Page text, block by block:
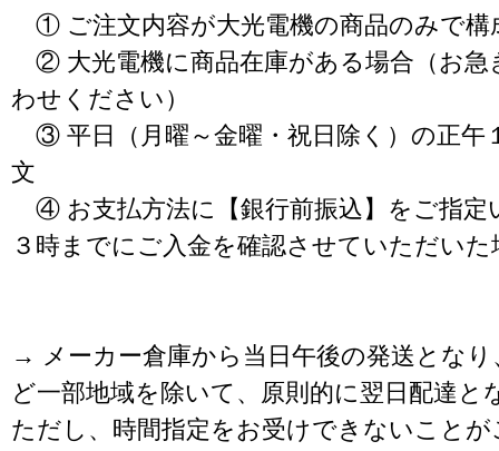
① ご注文内容が大光電機の商品のみで構
② 大光電機に商品在庫がある場合（お急
わせください）
③ 平日（月曜～金曜・祝日除く）の正午
文
④ お支払方法に【銀行前振込】をご指定
３時までにご入金を確認させていただいた
→ メーカー倉庫から当日午後の発送となり
ど一部地域を除いて、原則的に翌日配達と
ただし、時間指定をお受けできないこと